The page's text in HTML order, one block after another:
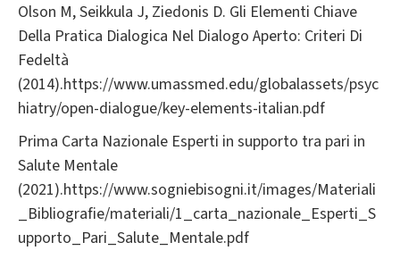
Olson M, Seikkula J, Ziedonis D. Gli Elementi Chiave
Della Pratica Dialogica Nel Dialogo Aperto: Criteri Di
Fedeltà
(2014).https://www.umassmed.edu/globalassets/psyc
hiatry/open-dialogue/key-elements-italian.pdf
Prima Carta Nazionale Esperti in supporto tra pari in
Salute Mentale
(2021).https://www.sogniebisogni.it/images/Materiali
_Bibliografie/materiali/1_carta_nazionale_Esperti_S
upporto_Pari_Salute_Mentale.pdf